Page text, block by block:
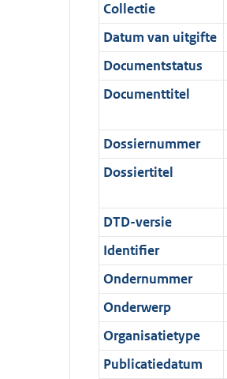
i
e
i
n
o
r
m
a
t
4
9
K
b
t
i
e
i
f
o
r
a
a
t
:
1
1
K
a
t
i
e
n
f
o
m
a
a
t
e
:
1
6
b
c
a
t
i
i
n
f
r
m
a
a
t
t
e
:
2
K
b
Collectie
Datum van uitgifte
Documentstatus
Documenttitel
Dossiernummer
Dossiertitel
DTD-versie
Identifier
Ondernummer
Onderwerp
Organisatietype
Publicatiedatum